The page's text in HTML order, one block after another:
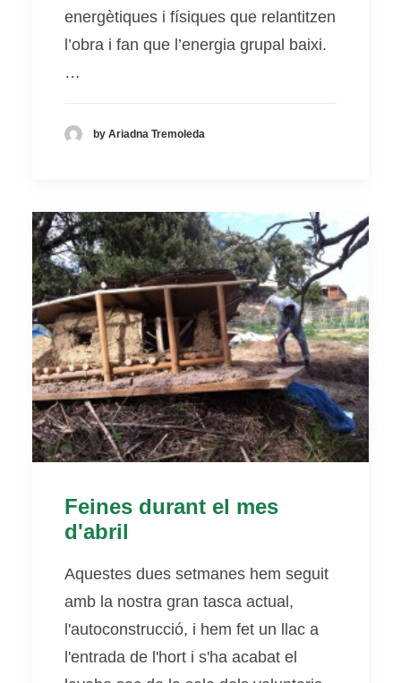
energètiques i físiques que relantitzen
l’obra i fan que l’energia grupal baixi.
…
by Ariadna Tremoleda
Feines durant el mes
d'abril
Aquestes dues setmanes hem seguit
amb la nostra gran tasca actual,
l'autoconstrucció, i hem fet un llac a
l'entrada de l'hort i s'ha acabat el